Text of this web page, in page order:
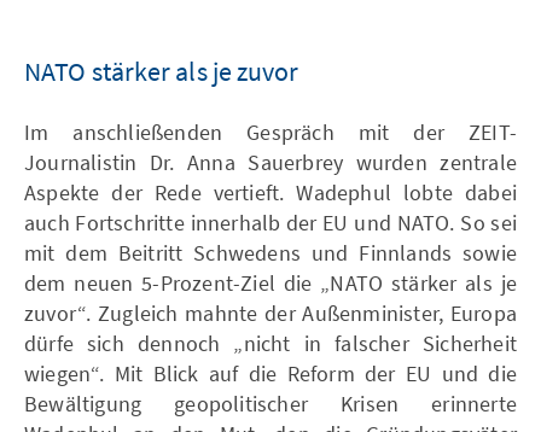
NATO stärker als je zuvor
Im anschließenden Gespräch mit der ZEIT-
Journalistin Dr. Anna Sauerbrey wurden zentrale
Aspekte der Rede vertieft. Wadephul lobte dabei
auch Fortschritte innerhalb der EU und NATO. So sei
mit dem Beitritt Schwedens und Finnlands sowie
dem neuen 5-Prozent-Ziel die „NATO stärker als je
zuvor“. Zugleich mahnte der Außenminister, Europa
dürfe sich dennoch „nicht in falscher Sicherheit
wiegen“. Mit Blick auf die Reform der EU und die
Bewältigung geopolitischer Krisen erinnerte